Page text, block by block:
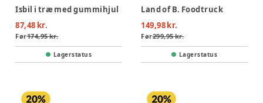
Isbil i træ med gummihjul
87,48 kr.
Før174,95 kr.
Lagerstatus
Land of B. Foodtruck
149,98 kr.
Før299,95 kr.
Lagerstatus